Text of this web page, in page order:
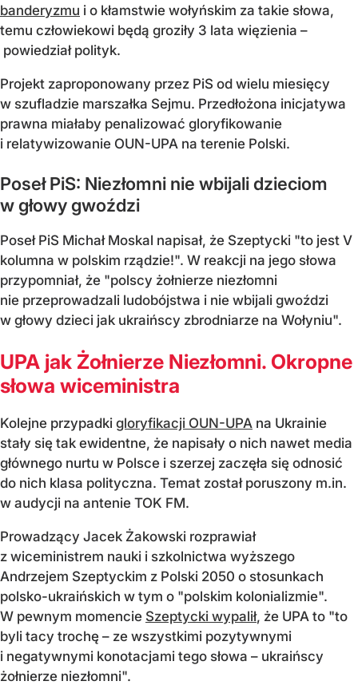
banderyzmu i o kłamstwie wołyńskim za takie słowa,
temu człowiekowi będą groziły 3 lata więzienia –
powiedział polityk.
Projekt zaproponowany przez PiS od wielu miesięcy
w szufladzie marszałka Sejmu. Przedłożona inicjatywa
prawna miałaby penalizować gloryfikowanie
i relatywizowanie OUN-UPA na terenie Polski.
Poseł PiS: Niezłomni nie wbijali dzieciom
w głowy gwoździ
Poseł PiS Michał Moskal napisał, że Szeptycki "to jest V
kolumna w polskim rządzie!". W reakcji na jego słowa
przypomniał, że "polscy żołnierze niezłomni
nie przeprowadzali ludobójstwa i nie wbijali gwoździ
w głowy dzieci jak ukraińscy zbrodniarze na Wołyniu".
UPA jak Żołnierze Niezłomni. Okropne
słowa wiceministra
Kolejne przypadki gloryfikacji OUN-UPA na Ukrainie
stały się tak ewidentne, że napisały o nich nawet media
głównego nurtu w Polsce i szerzej zaczęła się odnosić
do nich klasa polityczna. Temat został poruszony m.in.
w audycji na antenie TOK FM.
Prowadzący Jacek Żakowski rozprawiał
z wiceministrem nauki i szkolnictwa wyższego
Andrzejem Szeptyckim z Polski 2050 o stosunkach
polsko-ukraińskich w tym o "polskim kolonializmie".
W pewnym momencie Szeptycki wypalił, że UPA to "to
byli tacy trochę – ze wszystkimi pozytywnymi
i negatywnymi konotacjami tego słowa – ukraińscy
żołnierze niezłomni".